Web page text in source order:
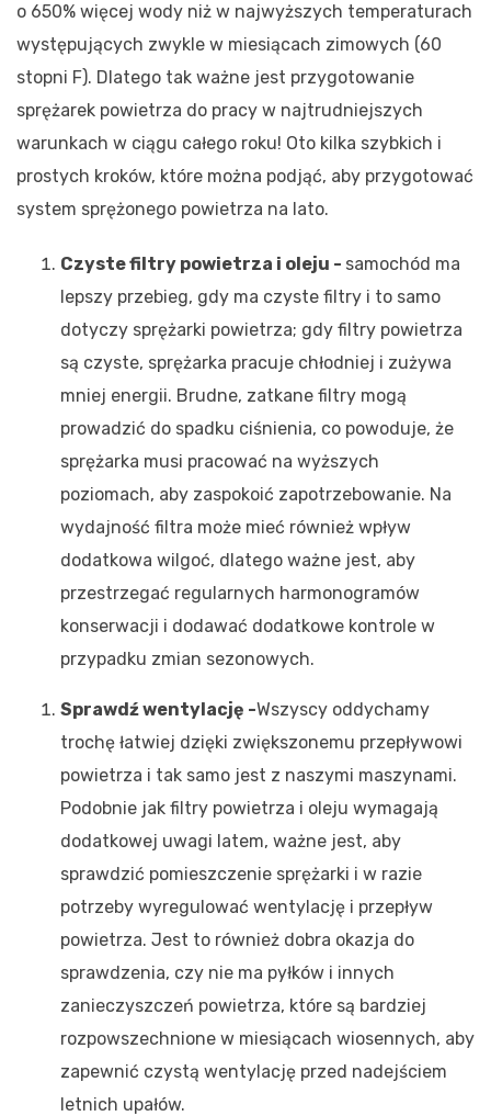
o 650% więcej wody niż w najwyższych temperaturach
występujących zwykle w miesiącach zimowych (60
stopni F). Dlatego tak ważne jest przygotowanie
sprężarek powietrza do pracy w najtrudniejszych
warunkach w ciągu całego roku! Oto kilka szybkich i
prostych kroków, które można podjąć, aby przygotować
system sprężonego powietrza na lato.
Czyste filtry powietrza i oleju - samochód ma
lepszy przebieg, gdy ma czyste filtry i to samo
dotyczy sprężarki powietrza; gdy filtry powietrza
są czyste, sprężarka pracuje chłodniej i zużywa
mniej energii. Brudne, zatkane filtry mogą
prowadzić do spadku ciśnienia, co powoduje, że
sprężarka musi pracować na wyższych
poziomach, aby zaspokoić zapotrzebowanie. Na
wydajność filtra może mieć również wpływ
dodatkowa wilgoć, dlatego ważne jest, aby
przestrzegać regularnych harmonogramów
konserwacji i dodawać dodatkowe kontrole w
przypadku zmian sezonowych.
Sprawdź wentylację -Wszyscy oddychamy
trochę łatwiej dzięki zwiększonemu przepływowi
powietrza i tak samo jest z naszymi maszynami.
Podobnie jak filtry powietrza i oleju wymagają
dodatkowej uwagi latem, ważne jest, aby
sprawdzić pomieszczenie sprężarki i w razie
potrzeby wyregulować wentylację i przepływ
powietrza. Jest to również dobra okazja do
sprawdzenia, czy nie ma pyłków i innych
zanieczyszczeń powietrza, które są bardziej
rozpowszechnione w miesiącach wiosennych, aby
zapewnić czystą wentylację przed nadejściem
letnich upałów.